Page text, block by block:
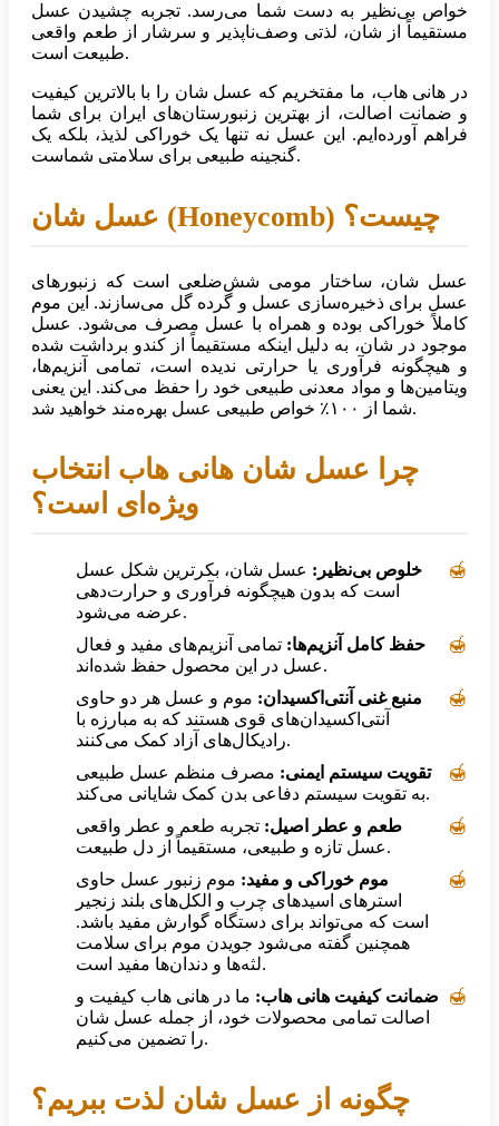
خواص بی‌نظیر به دست شما می‌رسد. تجربه چشیدن عسل
مستقیماً از شان، لذتی وصف‌ناپذیر و سرشار از طعم واقعی
طبیعت است.
در هانی هاب، ما مفتخریم که عسل شان را با بالاترین کیفیت
و ضمانت اصالت، از بهترین زنبورستان‌های ایران برای شما
فراهم آورده‌ایم. این عسل نه تنها یک خوراکی لذیذ، بلکه یک
گنجینه طبیعی برای سلامتی شماست.
عسل شان (Honeycomb) چیست؟
عسل شان، ساختار مومی شش‌ضلعی است که زنبورهای
عسل برای ذخیره‌سازی عسل و گرده گل می‌سازند. این موم
کاملاً خوراکی بوده و همراه با عسل مصرف می‌شود. عسل
موجود در شان، به دلیل اینکه مستقیماً از کندو برداشت شده
و هیچگونه فرآوری یا حرارتی ندیده است، تمامی آنزیم‌ها،
ویتامین‌ها و مواد معدنی طبیعی خود را حفظ می‌کند. این یعنی
شما از ۱۰۰٪ خواص طبیعی عسل بهره‌مند خواهید شد.
چرا عسل شان هانی هاب انتخاب
ویژه‌ای است؟
خلوص بی‌نظیر: عسل شان، بکرترین شکل عسل
است که بدون هیچگونه فرآوری و حرارت‌دهی
عرضه می‌شود.
حفظ کامل آنزیم‌ها: تمامی آنزیم‌های مفید و فعال
عسل در این محصول حفظ شده‌اند.
منبع غنی آنتی‌اکسیدان: موم و عسل هر دو حاوی
آنتی‌اکسیدان‌های قوی هستند که به مبارزه با
رادیکال‌های آزاد کمک می‌کنند.
تقویت سیستم ایمنی: مصرف منظم عسل طبیعی
به تقویت سیستم دفاعی بدن کمک شایانی می‌کند.
طعم و عطر اصیل: تجربه طعم و عطر واقعی
عسل تازه و طبیعی، مستقیماً از دل طبیعت.
موم خوراکی و مفید: موم زنبور عسل حاوی
استرهای اسیدهای چرب و الکل‌های بلند زنجیر
است که می‌تواند برای دستگاه گوارش مفید باشد.
همچنین گفته می‌شود جویدن موم برای سلامت
لثه‌ها و دندان‌ها مفید است.
ضمانت کیفیت هانی هاب: ما در هانی هاب کیفیت و
اصالت تمامی محصولات خود، از جمله عسل شان
را تضمین می‌کنیم.
چگونه از عسل شان لذت ببریم؟